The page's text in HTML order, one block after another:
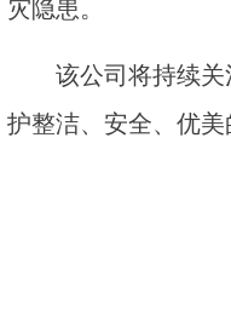
灾隐患。
该公司将持续
护整洁、安全、优